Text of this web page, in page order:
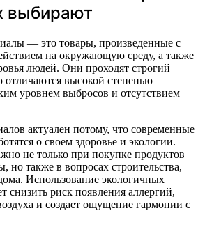
выбирают
— это товары, произведенные с
на окружающую среду, а также
людей. Они проходят строгий
отличаются высокой степенью
уровнем выбросов и отсутствием
актуален потому, что современные
о своем здоровье и экологии.
не только при покупке продуктов
но также в вопросах строительства,
Использование экологичных
снизить риск появления аллергий,
и создает ощущение гармонии с